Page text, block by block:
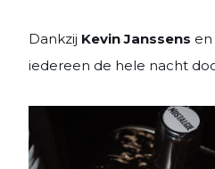
Dankzij Kevin Janssens en
iedereen de hele nacht